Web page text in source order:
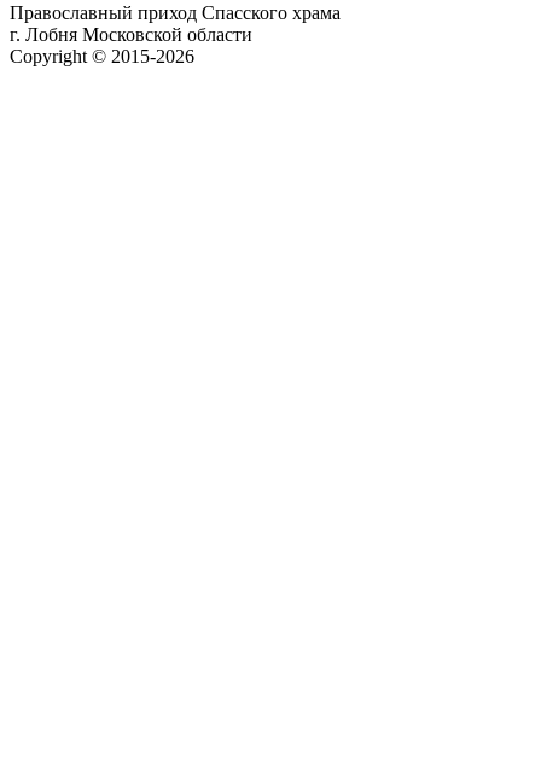
Православный приход Спасского храма
г. Лобня Московской области
Copyright © 2015-2026